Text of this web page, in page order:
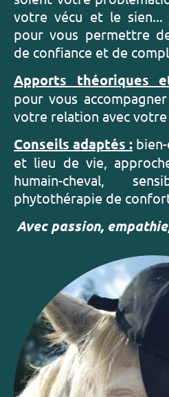
votre vécu et le sien...
pour vous permettre
de confiance et de
Apports théoriques
pour vous
votre relation avec votre
Conseils adaptés :
et lieu de vie,
humain-cheval,
phytothérapie de
Avec passion,